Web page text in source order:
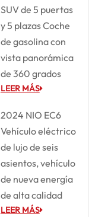
SUV de 5 puertas
y 5 plazas Coche
de gasolina con
vista panorámica
de 360 grados
LEER MÁS
2024 NIO EC6
Vehículo eléctrico
de lujo de seis
asientos, vehículo
de nueva energía
de alta calidad
LEER MÁS